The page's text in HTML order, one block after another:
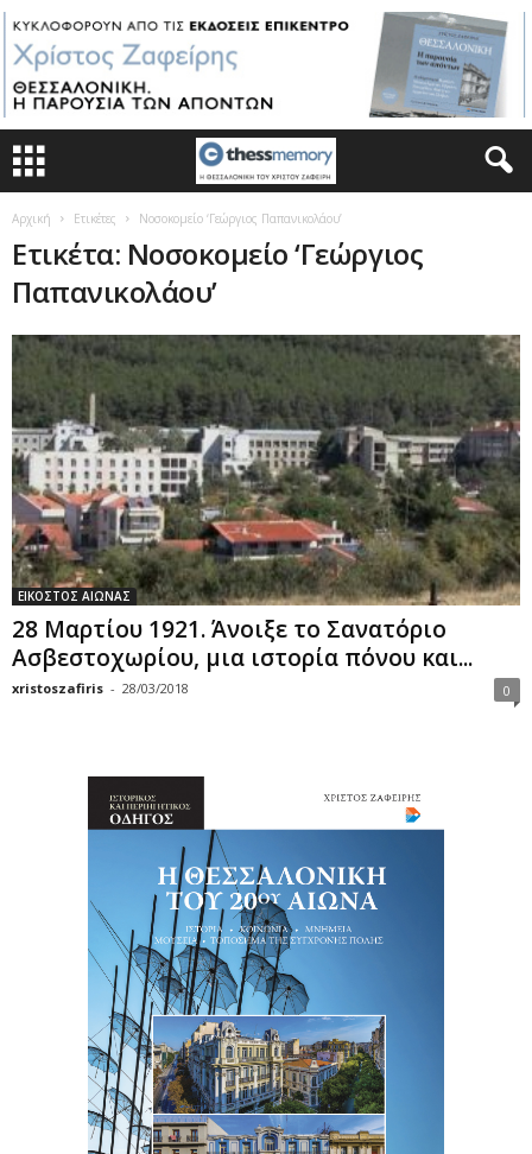
Αρχική Ετικέτες Νοσοκομείο ‘Γεώργιος Παπανικολάου’
Ετικέτα: Νοσοκομείο ‘Γεώργιος
Παπανικολάου’
ΕΙΚΟΣΤΟΣ ΑΙΩΝΑΣ
28 Μαρτίου 1921. Άνοιξε το Σανατόριο
Ασβεστοχωρίου, μια ιστορία πόνου και...
xristoszafiris - 28/03/2018 0